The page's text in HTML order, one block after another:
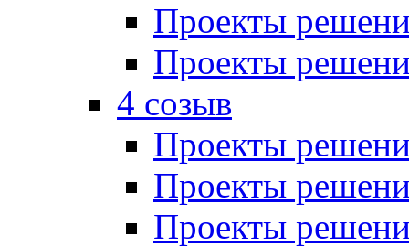
Проекты
Проекты
4 созыв
Проекты
Проекты
Проекты